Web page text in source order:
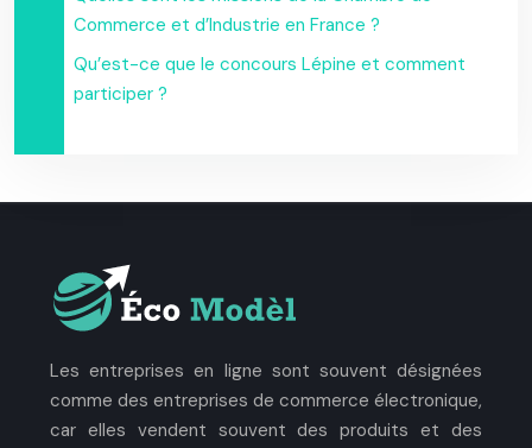
Commerce et d’Industrie en France ?
Qu’est-ce que le concours Lépine et comment
participer ?
Les entreprises en ligne sont souvent désignées
comme des entreprises de commerce électronique,
car elles vendent souvent des produits et des